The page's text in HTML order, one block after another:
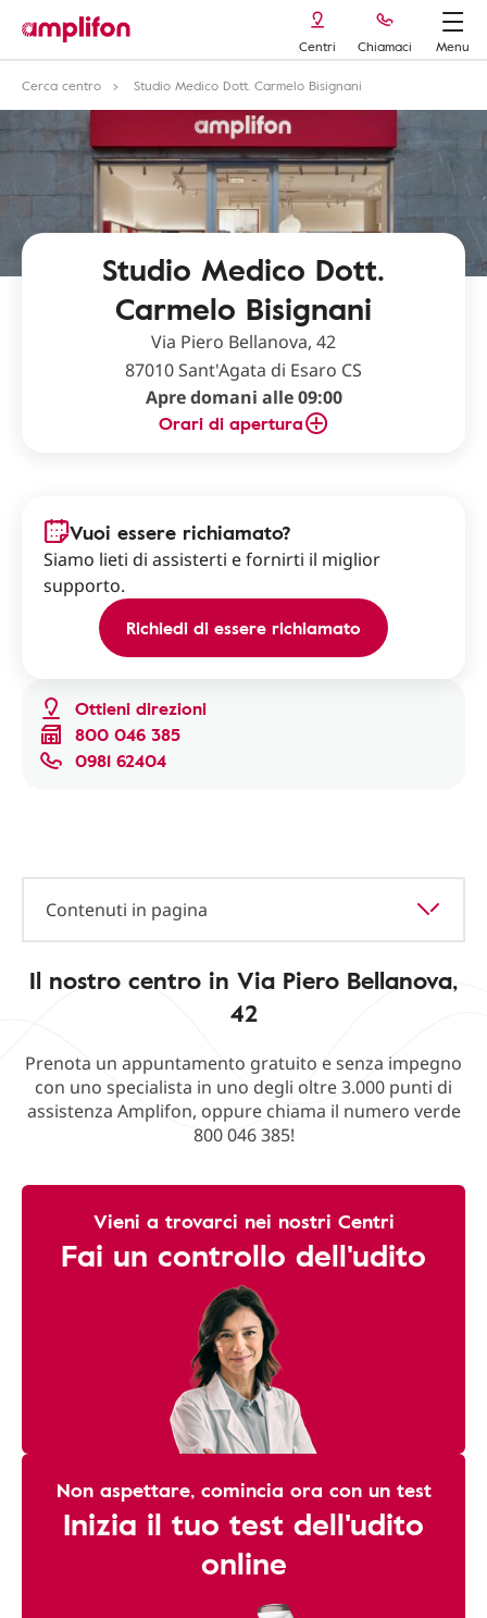
Centri Chiamaci
Menu
Cerca centro
Studio Medico Dott. Carmelo Bisignani
Studio Medico Dott.
Carmelo Bisignani
Via Piero Bellanova, 42
87010 Sant'Agata di Esaro CS
Apre domani alle 09:00
Orari di apertura
Ottieni direzioni
800 046 385
0981 62404
Vuoi essere richiamato?
Siamo lieti di assisterti e fornirti il miglior
supporto.
Richiedi di essere richiamato
Contenuti in pagina
Il nostro centro in Via Piero Bellanova,
42
Prenota un appuntamento gratuito e senza impegno
con uno specialista in uno degli oltre 3.000 punti di
assistenza Amplifon, oppure chiama il numero verde
800 046 385!
Vieni a trovarci nei nostri Centri
Fai un controllo dell'udito
Non aspettare, comincia ora con un test
Inizia il tuo test dell'udito
online